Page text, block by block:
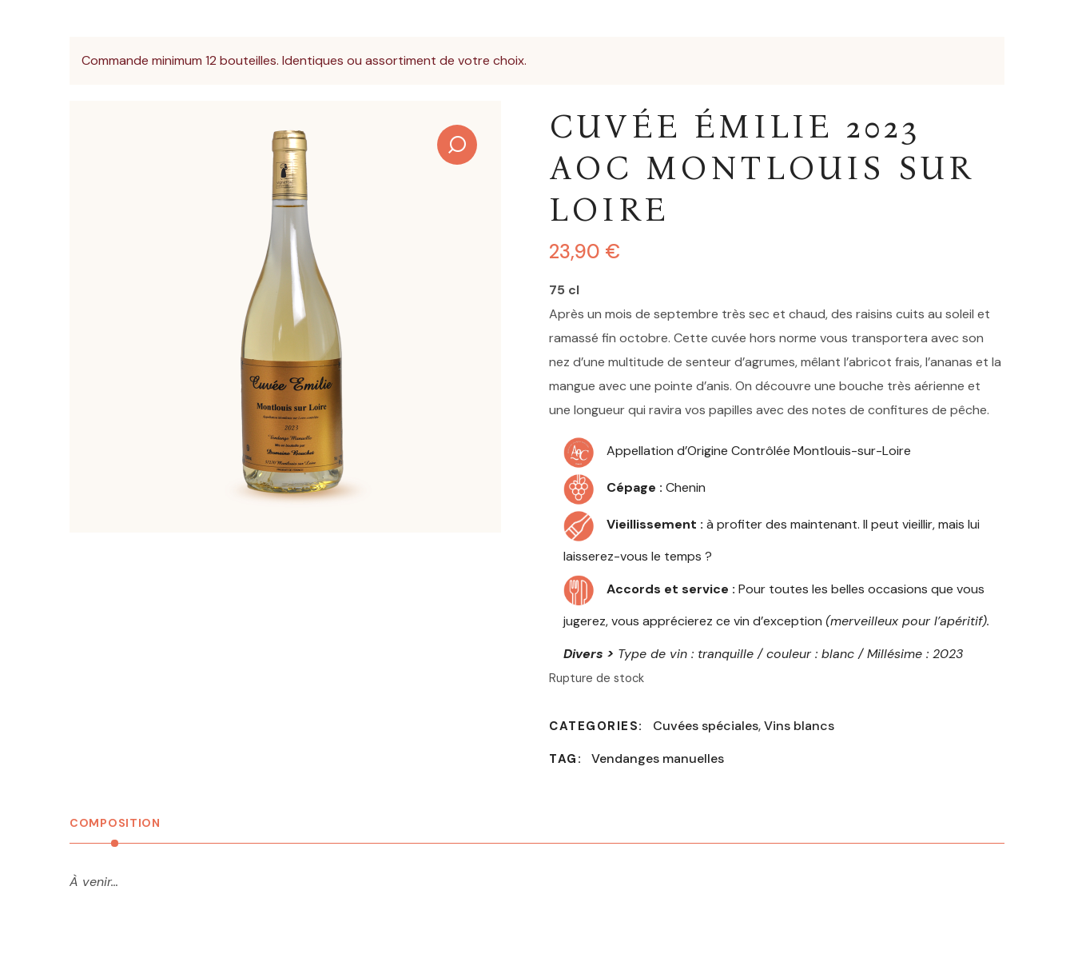
Commande minimum 12 bouteilles. Identiques ou assortiment de votre choix.
CUVÉE ÉMILIE 2023
AOC MONTLOUIS SUR
LOIRE
23,90 €
75 cl
Après un mois de septembre très sec et chaud, des raisins cuits au soleil et
ramassé fin octobre. Cette cuvée hors norme vous transportera avec son
nez d’une multitude de senteur d’agrumes, mêlant l’abricot frais, l’ananas et la
mangue avec une pointe d’anis. On découvre une bouche très aérienne et
une longueur qui ravira vos papilles avec des notes de confitures de pêche.
Appellation d’Origine Contrôlée Montlouis-sur-Loire
Cépage : Chenin
Vieillissement : à profiter des maintenant. Il peut vieillir, mais lui
laisserez-vous le temps ?
Accords et service : Pour toutes les belles occasions que vous
jugerez, vous apprécierez ce vin d’exception (merveilleux pour l’apéritif).
Divers > Type de vin : tranquille / couleur : blanc / Millésime : 2023
Rupture de stock
CATEGORIES: Cuvées spéciales,Vins blancs
TAG: Vendanges manuelles
COMPOSITION
À venir…